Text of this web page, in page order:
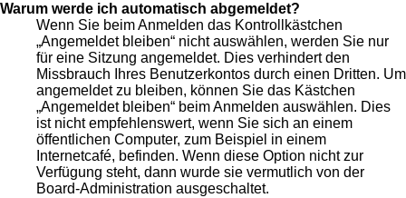
Warum werde ich automatisch abgemeldet?
Wenn Sie beim Anmelden das Kontrollkästchen
„Angemeldet bleiben“ nicht auswählen, werden Sie nur
für eine Sitzung angemeldet. Dies verhindert den
Missbrauch Ihres Benutzerkontos durch einen Dritten. Um
angemeldet zu bleiben, können Sie das Kästchen
„Angemeldet bleiben“ beim Anmelden auswählen. Dies
ist nicht empfehlenswert, wenn Sie sich an einem
öffentlichen Computer, zum Beispiel in einem
Internetcafé, befinden. Wenn diese Option nicht zur
Verfügung steht, dann wurde sie vermutlich von der
Board-Administration ausgeschaltet.